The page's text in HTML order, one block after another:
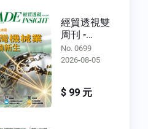
經貿透視雙
周刊 -
No.0699
No. 0699
2026-08-05
$ 99 元